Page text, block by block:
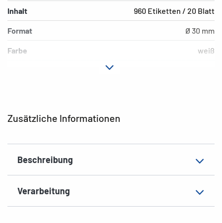
Zusätzliche Informationen
Beschreibung
Verarbeitung
Inhalt 960 Etiketten / 20 Blatt
Format Ø 30 mm
Farbe weiß